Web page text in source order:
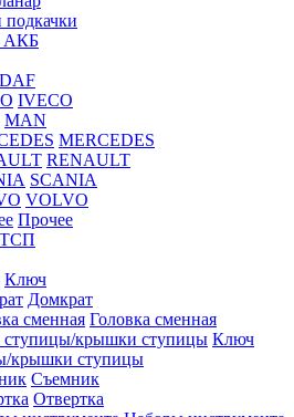
АКБ
DAF
IVECO
MAN
MERCEDES
RENAULT
SCANIA
VOLVO
Прочее
ТСП
Ключ
Домкрат
Головка сменная
Ключ
крышки ступицы
Съемник
Отвертка